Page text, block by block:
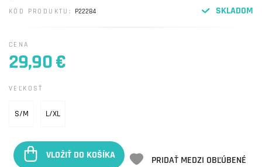
SKLADOM
KÓD PRODUKTU: P22284
CENA
29,90 €
VEĽKOSŤ
S/M L/XL
VLOŽIŤ DO KOŠÍKA PRIDAŤ MEDZI OBĽÚBENÉ